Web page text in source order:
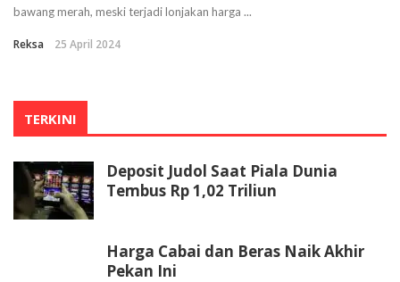
bawang merah, meski terjadi lonjakan harga ...
Reksa 25 April 2024
TERKINI
Deposit Judol Saat Piala Dunia
Tembus Rp 1,02 Triliun
Harga Cabai dan Beras Naik Akhir
Pekan Ini